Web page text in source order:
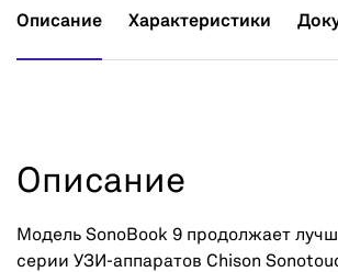
Описание Характеристики
Описание
Модель SonoBook 9 продолжает
серии УЗИ-аппаратов Chison